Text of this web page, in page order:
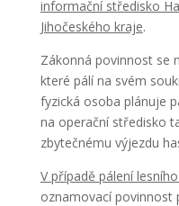
informační středisko
Jihočeského kraje.
Zákonná povinnost se
které pálí na svém
fyzická osoba plánuje
na operační středisko
zbytečnému výjezdu
V případě pálení
oznamovací povinnost